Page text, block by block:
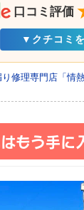
口コミ評価
▼クチコミ
修理専門店「情
もう手に